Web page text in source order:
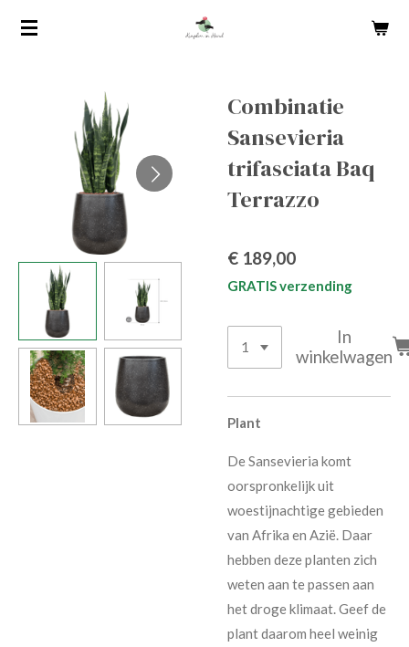
Ga
hoofdinhoud
Combinatie
Sansevieria
trifasciata Baq
Terrazzo
€ 189,00
GRATIS verzending
In
winkelwagen
Plant
De Sansevieria komt
oorspronkelijk uit
woestijnachtige gebieden
van Afrika en Azië. Daar
hebben deze planten zich
weten aan te passen aan
het droge klimaat. Geef de
plant daarom heel weinig